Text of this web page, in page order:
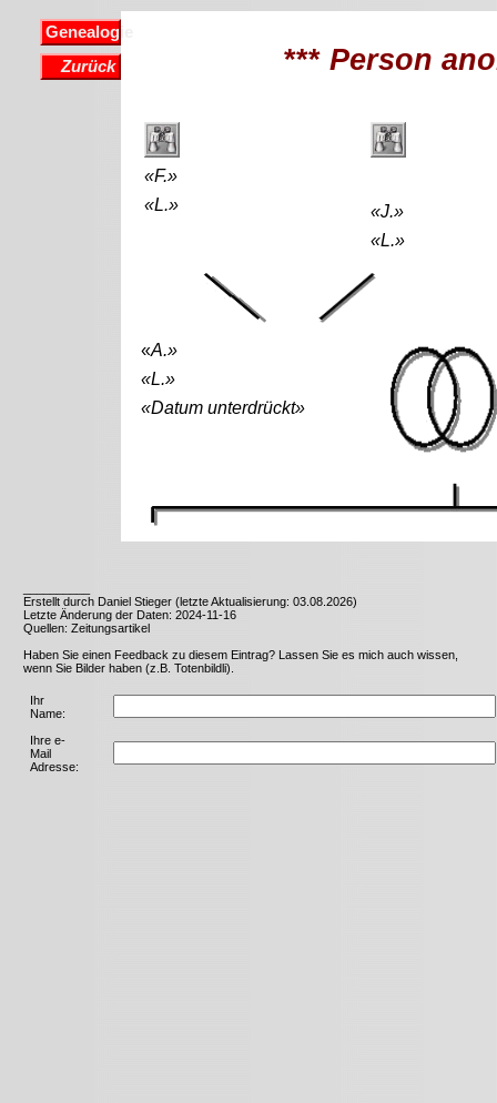
Genealogie
Zurück
*** Person
«F.»
«L.»
«J.»
«L.»
«A.»
«L.»
«Datum unterdrückt»
Erstellt durch Daniel Stieger (letzte Aktualisierung: 03.08.2026)
Letzte Änderung der Daten: 2024-11-16
Quellen: Zeitungsartikel
Haben Sie einen Feedback zu diesem Eintrag? Lassen Sie es mich auch wissen,
wenn Sie Bilder haben (z.B. Totenbildli).
Ihr
Name:
Ihre e-
Mail
Adresse: